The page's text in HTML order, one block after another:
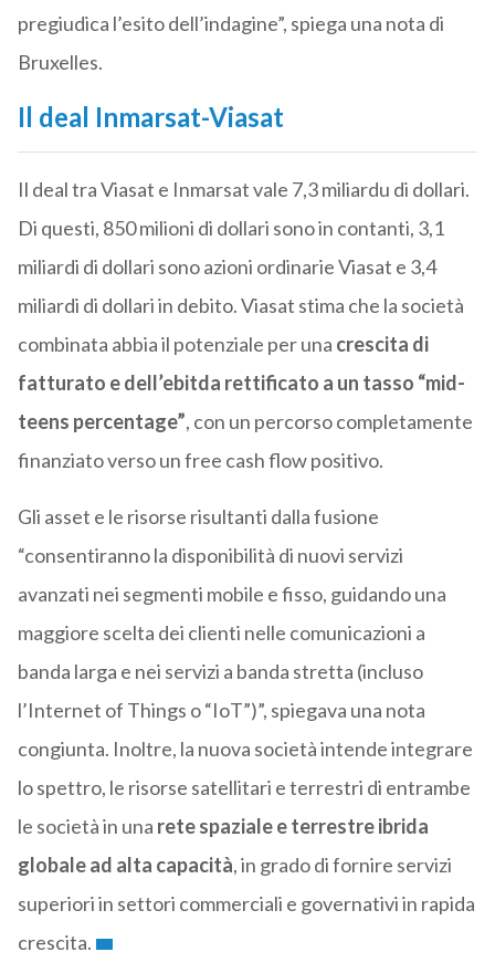
pregiudica l’esito dell’indagine”, spiega una nota di
Bruxelles.
Il deal Inmarsat-Viasat
Il deal tra Viasat e Inmarsat vale 7,3 miliardu di dollari.
Di questi, 850 milioni di dollari sono in contanti, 3,1
miliardi di dollari sono azioni ordinarie Viasat e 3,4
miliardi di dollari in debito. Viasat stima che la società
combinata abbia il potenziale per una crescita di
fatturato e dell’ebitda rettificato a un tasso “mid-
teens percentage”, con un percorso completamente
finanziato verso un free cash flow positivo.
Gli asset e le risorse risultanti dalla fusione
“consentiranno la disponibilità di nuovi servizi
avanzati nei segmenti mobile e fisso, guidando una
maggiore scelta dei clienti nelle comunicazioni a
banda larga e nei servizi a banda stretta (incluso
l’Internet of Things o “IoT”)”, spiegava una nota
congiunta. Inoltre, la nuova società intende integrare
lo spettro, le risorse satellitari e terrestri di entrambe
le società in una rete spaziale e terrestre ibrida
globale ad alta capacità, in grado di fornire servizi
superiori in settori commerciali e governativi in rapida
crescita.